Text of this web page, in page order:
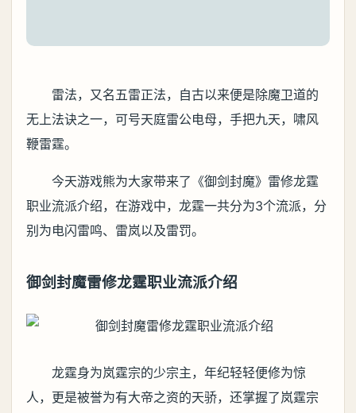
雷法，又名五雷正法，自古以来便是除魔卫道的
无上法诀之一，可号天庭雷公电母，手把九天，啸风
鞭雷霆。
今天游戏熊为大家带来了《御剑封魔》雷修龙霆
职业流派介绍，在游戏中，龙霆一共分为3个流派，分
别为电闪雷鸣、雷岚以及雷罚。
御剑封魔雷修龙霆职业流派介绍
龙霆身为岚霆宗的少宗主，年纪轻轻便修为惊
人，更是被誉为有大帝之资的天骄，还掌握了岚霆宗